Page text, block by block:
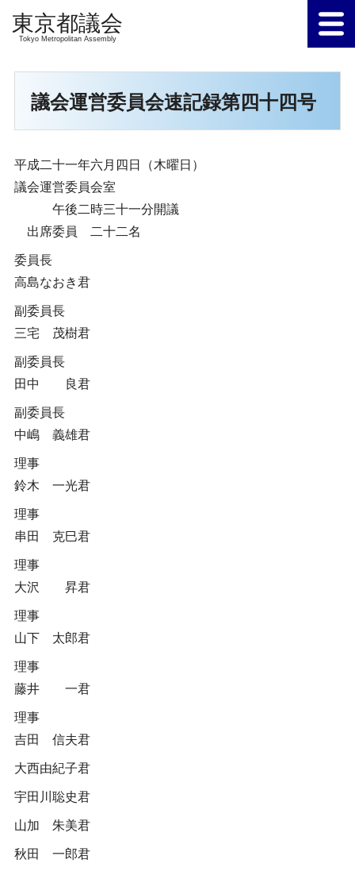
Tokyo Metropolitan Assembly
議会運営委員会速記録第四十四号
平成二十一年六月四日（木曜日）
議会運営委員会室
午後二時三十一分開議
出席委員 二十二名
委員長
高島なおき君
副委員長
三宅 茂樹君
副委員長
田中 良君
副委員長
中嶋 義雄君
理事
鈴木 一光君
理事
串田 克巳君
理事
大沢 昇君
理事
山下 太郎君
理事
藤井 一君
理事
吉田 信夫君
大西由紀子君
宇田川聡史君
山加 朱美君
秋田 一郎君